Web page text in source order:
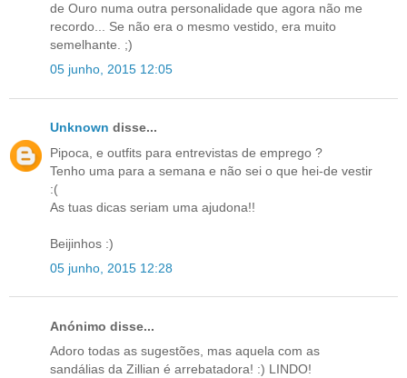
de Ouro numa outra personalidade que agora não me
recordo... Se não era o mesmo vestido, era muito
semelhante. ;)
05 junho, 2015 12:05
Unknown disse...
Pipoca, e outfits para entrevistas de emprego ?
Tenho uma para a semana e não sei o que hei-de vestir
:(
As tuas dicas seriam uma ajudona!!
Beijinhos :)
05 junho, 2015 12:28
Anónimo disse...
Adoro todas as sugestões, mas aquela com as
sandálias da Zillian é arrebatadora! :) LINDO!